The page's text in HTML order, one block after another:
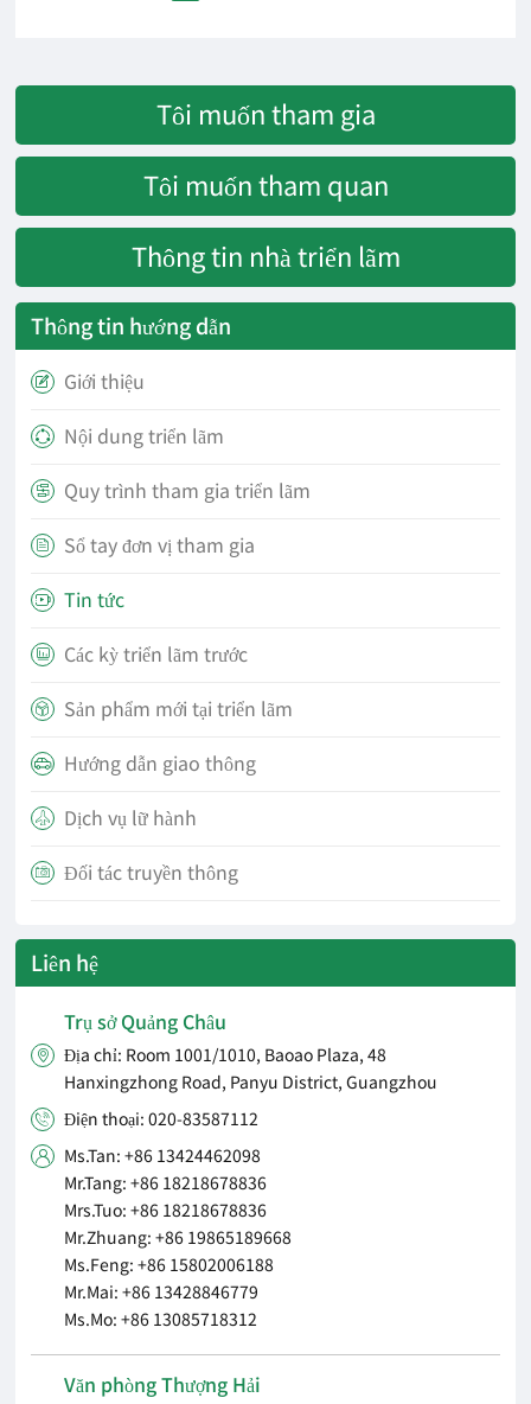
Tôi muốn tham gia
Tôi muốn tham quan
Thông tin nhà triển lãm
Thông tin hướng dẫn
 Giới thiệu
 Nội dung triển lãm
 Quy trình tham gia triển lãm
 Sổ tay đơn vị tham gia
 Tin tức
 Các kỳ triển lãm trước
 Sản phẩm mới tại triển lãm
 Hướng dẫn giao thông
 Dịch vụ lữ hành
 Đối tác truyền thông
Liên hệ
Trụ sở Quảng Châu

Địa chỉ: Room 1001/1010, Baoao Plaza, 48
Hanxingzhong Road, Panyu District, Guangzhou
 Điện thoại: 020-83587112

Ms.Tan: +86 13424462098
Mr.Tang: +86 18218678836
Mrs.Tuo: +86 18218678836
Mr.Zhuang: +86 19865189668
Ms.Feng: +86 15802006188
Mr.Mai: +86 13428846779
Ms.Mo: +86 13085718312
Văn phòng Thượng Hải